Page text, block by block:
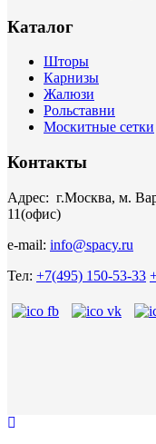
Каталог
Шторы
Карнизы
Жалюзи
Рольставни
Москитные сетки
Контакты
Адрес: г.Москва, м.
11(офис)
e-mail: info@spacy.ru
Тел: +7(495) 150-53-33